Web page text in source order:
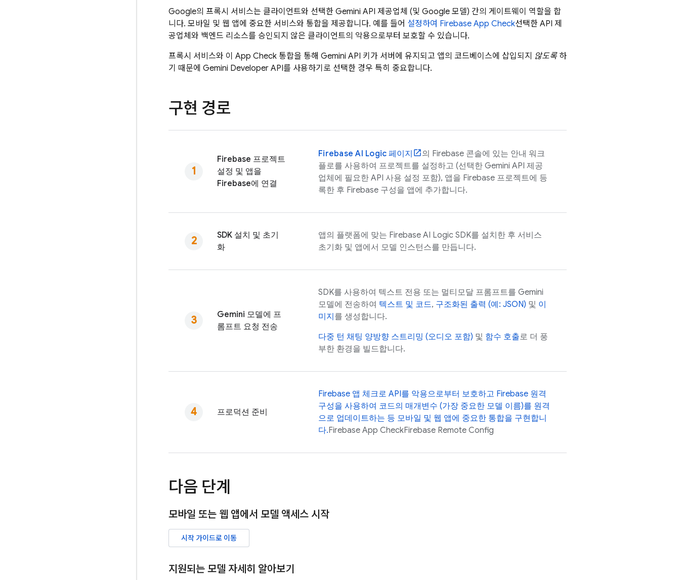
Google의 프록시 서비스는 클라이언트와 선택한 Gemini API 제공업체 (및 Google 모델) 간의 게이트웨이 역할을 합
니다. 모바일 및 웹 앱에 중요한 서비스와 통합을 제공합니다. 예를 들어 설정하여 Firebase App Check선택한 API 제
공업체와 백엔드 리소스를 승인되지 않은 클라이언트의 악용으로부터 보호할 수 있습니다.
프록시 서비스와 이 App Check 통합을 통해 Gemini API 키가 서버에 유지되고 앱의 코드베이스에 삽입되지 않도록 하
기 때문에 Gemini Developer API를 사용하기로 선택한 경우 특히 중요합니다.
구현 경로
Firebase 프로젝트
설정 및 앱을
Firebase에 연결
Firebase AI Logic 페이지 의 Firebase 콘솔에 있는 안내 워크
플로를 사용하여 프로젝트를 설정하고 (선택한 Gemini API 제공
업체에 필요한 API 사용 설정 포함), 앱을 Firebase 프로젝트에 등
록한 후 Firebase 구성을 앱에 추가합니다.
SDK 설치 및 초기
화
앱의 플랫폼에 맞는 Firebase AI Logic SDK를 설치한 후 서비스
초기화 및 앱에서 모델 인스턴스를 만듭니다.
Gemini 모델에 프
롬프트 요청 전송
SDK를 사용하여 텍스트 전용 또는 멀티모달 프롬프트를 Gemini
모델에 전송하여 텍스트 및 코드, 구조화된 출력 (예: JSON) 및 이
미지 를 생성합니다.
다중 턴 채팅 양방향 스트리밍 (오디오 포함) 및 함수 호출로 더 풍
부한 환경을 빌드합니다.
프로덕션 준비
Firebase 앱 체크로 API를 악용으로부터 보호하고 Firebase 원격
구성을 사용하여 코드의 매개변수 (가장 중요한 모델 이름)를 원격
으로 업데이트하는 등 모바일 및 웹 앱에 중요한 통합을 구현합니
다.Firebase App CheckFirebase Remote Config
다음 단계
모바일 또는 웹 앱에서 모델 액세스 시작
시작 가이드로 이동
지원되는 모델 자세히 알아보기